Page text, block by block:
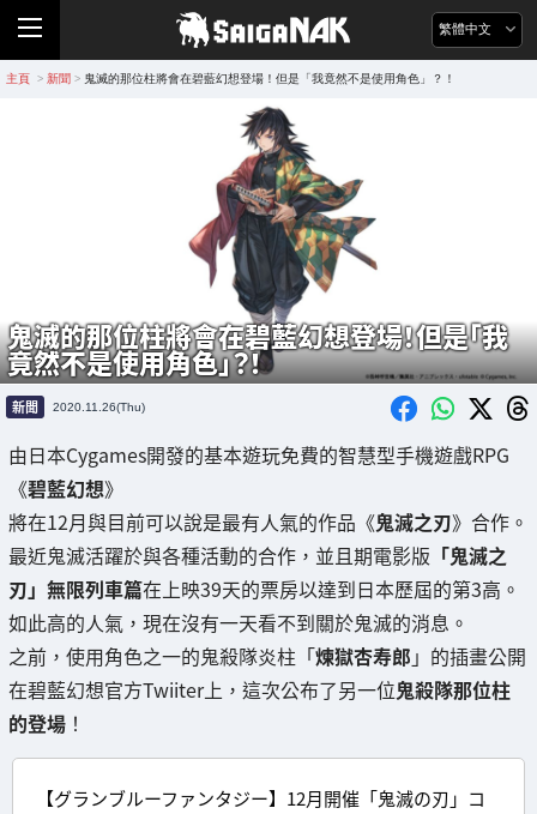
繁體中文
主頁 > 新聞 > 鬼滅的那位柱將會在碧藍幻想登場！但是「我竟然不是使用角色」？！
鬼滅的那位柱將會在碧藍幻想登場！但是「我
竟然不是使用角色」？！
新聞 2020.11.26(Thu)
由日本Cygames開發的基本遊玩免費的智慧型手機遊戲RPG
《碧藍幻想》
將在12月與目前可以說是最有人氣的作品《鬼滅之刃》合作。
最近鬼滅活躍於與各種活動的合作，並且期電影版 「鬼滅之
刃」無限列車篇在上映39天的票房以達到日本歷屆的第3高。
如此高的人氣，現在沒有一天看不到關於鬼滅的消息。
之前，使用角色之一的鬼殺隊炎柱「煉獄杏寿郎 」的插畫公開
在碧藍幻想官方Twiiter上，這次公布了另一位鬼殺隊那位柱
的登場 ！
【グランブルーファンタジー】12月開催「鬼滅の刃」コ